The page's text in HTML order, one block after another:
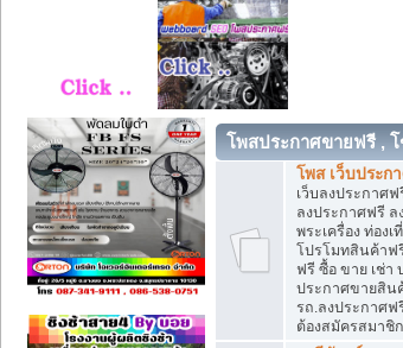
โพสประกาศขายฟรี ,
โพส เว็บประก
เว็บลงประกาศ
ลงประกาศฟรี
พระเครื่อง ท่อง
โปรโมทสินค้าฟ
ฟรี ซื้อ ขาย เช่า
ประกาศขายสิน
รถ.ลงประกาศ
ต้องสมัครสมาชิ